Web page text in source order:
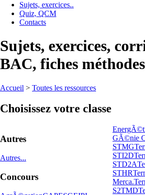
Sujets, exercices..
Quiz, QCM
Contacts
Sujets, exercices,
BAC, fiches
Accueil > Toutes les ressources
Choisissez votre classe
Autres
Autres...
Concours
GÃ©nie
STMG
STI2D
STD2A
STHR
Merca.
S2TMD